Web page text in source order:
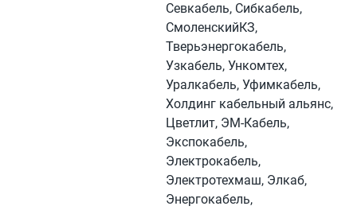
Севкабель, Сибкабель,
СмоленскийКЗ,
Тверьэнергокабель,
Узкабель, Ункомтех,
Уралкабель, Уфимкабель,
Холдинг кабельный альянс,
Цветлит, ЭМ-Кабель,
Экспокабель,
Электрокабель,
Электротехмаш, Элкаб,
Энергокабель,